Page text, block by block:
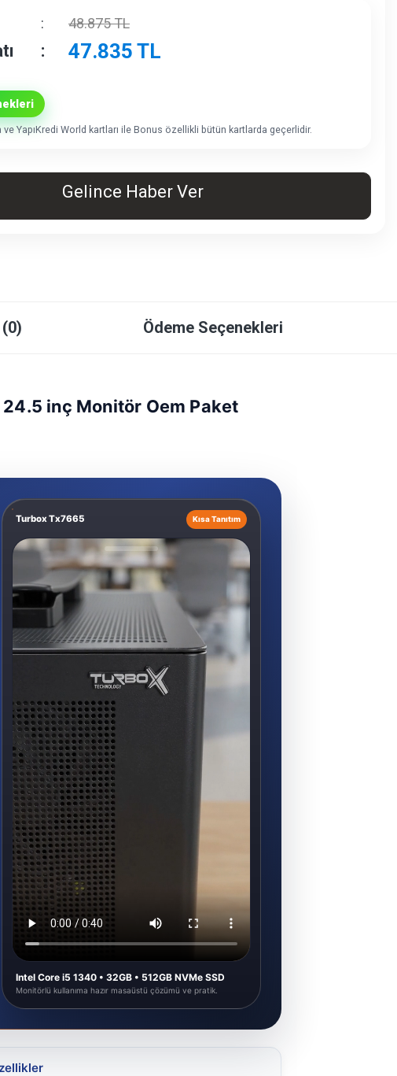
: 48.875TL
: 47.835 TL
ve YapıKredi World kartları ile Bonus özellikli bütün kartlarda geçerlidir.
Gelince Haber Ver
Ödeme Seçenekleri
24.5 inç Monitör Oem Paket
Turbox Tx7665 Kısa Tanıtım
Intel Core i5 1340 • 32GB • 512GB NVMe SSD
Monitörlü kullanıma hazır masaüstü çözümü ve pratik.